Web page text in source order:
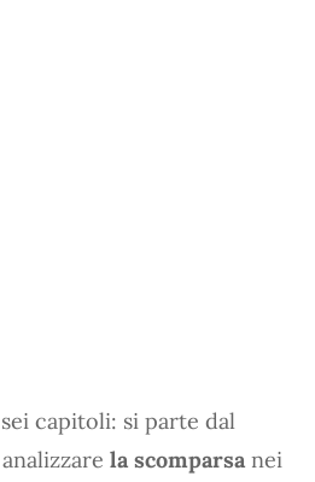
capitoli: si parte dal
la scomparsa nei